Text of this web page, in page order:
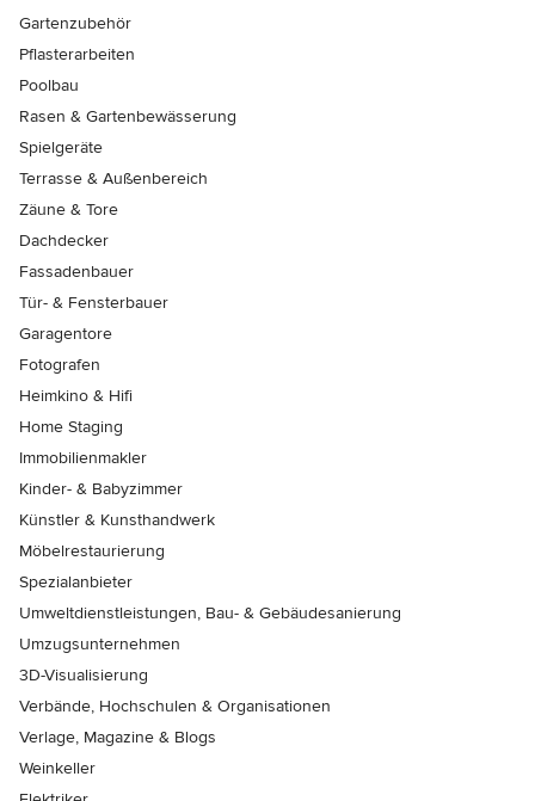
Gartenzubehör
Pflasterarbeiten
Poolbau
Rasen & Gartenbewässerung
Spielgeräte
Terrasse & Außenbereich
Zäune & Tore
Dachdecker
Fassadenbauer
Tür- & Fensterbauer
Garagentore
Fotografen
Heimkino & Hifi
Home Staging
Immobilienmakler
Kinder- & Babyzimmer
Künstler & Kunsthandwerk
Möbelrestaurierung
Spezialanbieter
Umweltdienstleistungen, Bau- & Gebäudesanierung
Umzugsunternehmen
3D-Visualisierung
Verbände, Hochschulen & Organisationen
Verlage, Magazine & Blogs
Weinkeller